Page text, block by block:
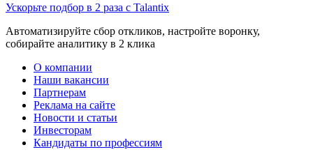
Ускорьте подбор в 2 раза с Talantix
Автоматизируйте сбор откликов, настройте воронку,
собирайте аналитику в 2 клика
О компании
Наши вакансии
Партнерам
Реклама на сайте
Новости и статьи
Инвесторам
Кандидаты по профессиям